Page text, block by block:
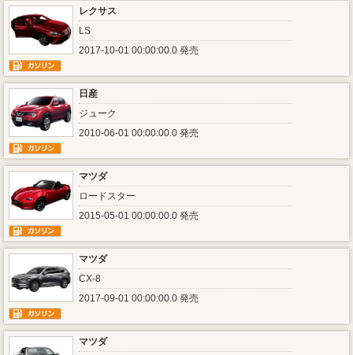
レクサス
LS
2017-10-01 00:00:00.0 発売
日産
ジューク
2010-06-01 00:00:00.0 発売
マツダ
ロードスター
2015-05-01 00:00:00.0 発売
マツダ
CX-8
2017-09-01 00:00:00.0 発売
マツダ